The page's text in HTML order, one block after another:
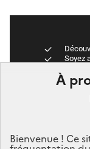
À
Bienvenue ! Ce
Soyez